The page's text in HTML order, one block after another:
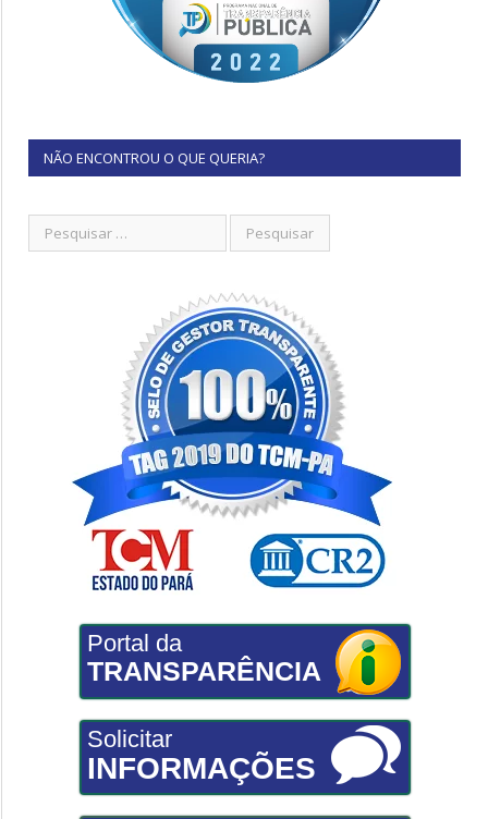
NÃO ENCONTROU O QUE QUERIA?
Portal da
TRANSPARÊNCIA
Solicitar
INFORMAÇÕES